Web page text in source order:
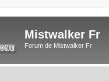
Mistwalker Fr
Forum de Mistwalker Fr